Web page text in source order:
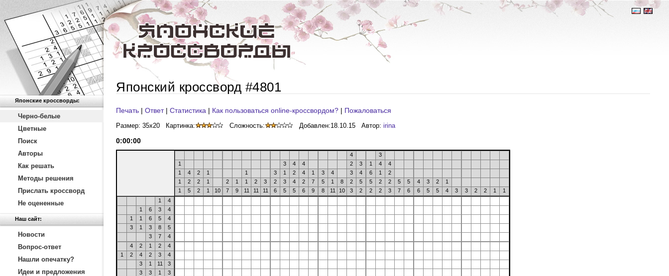
Японские кроссворды:
Черно-белые
Цветные
Поиск
Авторы
Как решать
Методы решения
Прислать кроссворд
Не оцененные
Наш сайт:
Новости
Вопрос-ответ
Нашли опечатку?
Идеи и предложения
Японский кроссворд #4801
Печать | Ответ| Статистика | Как пользоваться online-кроссвордом? | Пожаловаться
Размер: 35x20 Картинка: Сложность: Добавлен:18.10.15 Автор: irina
0:00:00
4
3
1
3 4 4 2 3 1 4
4
1
4 2 1 1 3 1 2 4 1 3 4 3 4 6 1
2
1
2 2 1 2 1 1 2 3 2 3 4 2 7 5 1 8 2 5 5 2 2 5 5 4 3 2
1
1
5 2 1 10 7 9 11 11 11 6 5 5 6 9 8 11 10 3 2 2 2 3 7 6 6 5 5 4 3 3 2 2 1
1
1
4
1
6 3
4
1
1 6 5
4
3
1 3 8
5
3
7
4
4
2 1 2
4
1
2 4 2 3
4
3
1 11
3
3
3 1
3